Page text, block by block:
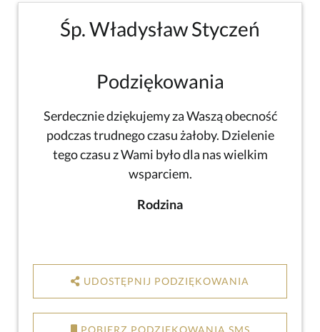
Śp. Władysław Styczeń
Podziękowania
Serdecznie dziękujemy za Waszą obecność
podczas trudnego czasu żałoby. Dzielenie
tego czasu z Wami było dla nas wielkim
wsparciem.
Rodzina
UDOSTĘPNIJ PODZIĘKOWANIA
POBIERZ PODZIĘKOWANIA SMS